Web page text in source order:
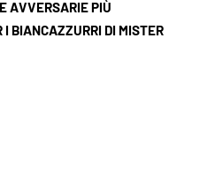
AVVERSARIE PIÙ
I BIANCAZZURRI DI MISTER